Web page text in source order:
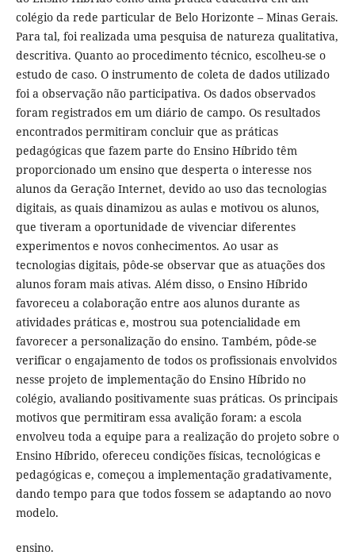
colégio da rede particular de Belo Horizonte – Minas Gerais.
Para tal, foi realizada uma pesquisa de natureza qualitativa,
descritiva. Quanto ao procedimento técnico, escolheu-se o
estudo de caso. O instrumento de coleta de dados utilizado
foi a observação não participativa. Os dados observados
foram registrados em um diário de campo. Os resultados
encontrados permitiram concluir que as práticas
pedagógicas que fazem parte do Ensino Híbrido têm
proporcionado um ensino que desperta o interesse nos
alunos da Geração Internet, devido ao uso das tecnologias
digitais, as quais dinamizou as aulas e motivou os alunos,
que tiveram a oportunidade de vivenciar diferentes
experimentos e novos conhecimentos. Ao usar as
tecnologias digitais, pôde-se observar que as atuações dos
alunos foram mais ativas. Além disso, o Ensino Híbrido
favoreceu a colaboração entre aos alunos durante as
atividades práticas e, mostrou sua potencialidade em
favorecer a personalização do ensino. Também, pôde-se
verificar o engajamento de todos os profissionais envolvidos
nesse projeto de implementação do Ensino Híbrido no
colégio, avaliando positivamente suas práticas. Os principais
motivos que permitiram essa avalição foram: a escola
envolveu toda a equipe para a realização do projeto sobre o
Ensino Híbrido, ofereceu condições físicas, tecnológicas e
pedagógicas e, começou a implementação gradativamente,
dando tempo para que todos fossem se adaptando ao novo
modelo.
ensino.